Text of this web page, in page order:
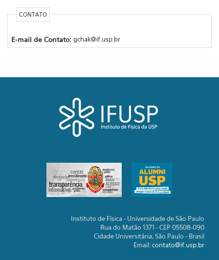
CONTATO
E-mail de Contato: gchak@if.usp.br
Instituto de Física - Universidade de São Paulo
Rua do Matão 1371 - CEP 05508-090
Cidade Universitária, São Paulo - Brasil
Email:contato@if.usp.br